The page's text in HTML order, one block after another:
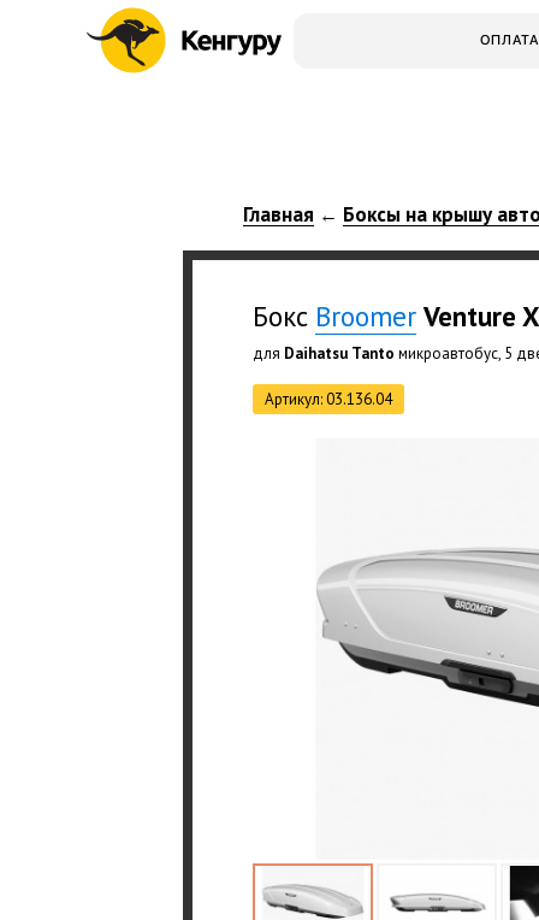
ОПЛАТА
Главная ← Боксы на крышу
Бокс Broomer Venture
для Daihatsu Tanto микроавтобус, 5
Артикул: 03.136.04